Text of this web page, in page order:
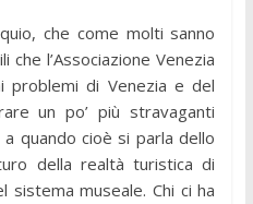
che come molti sanno
l’Associazione Venezia
problemi di Venezia e del
un po’ più stravaganti
quando cioè si parla dello
della realtà turistica di
sistema museale. Chi ci ha